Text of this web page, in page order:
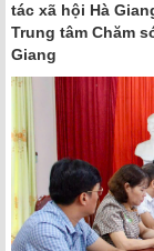
tác xã hội Hà
Trung tâm Chăm
Giang